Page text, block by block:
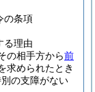
の条項
る理由
の相手方から前
求められたとき
の支障がない